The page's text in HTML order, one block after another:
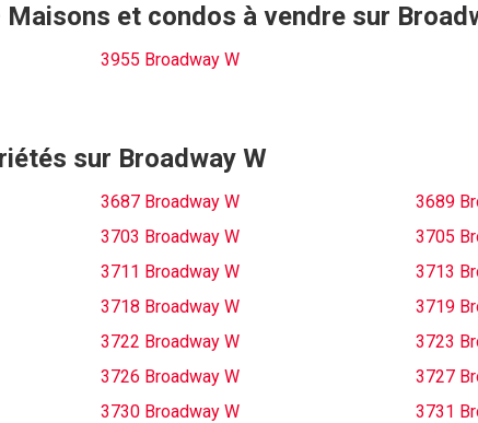
et condos à vendre sur
3955 Broadway W
sur Broadway W
3687 Broadway W 3689
3703 Broadway W 3705
3711 Broadway W 3713
3718 Broadway W 3719
3722 Broadway W 3723
3726 Broadway W 3727
3730 Broadway W 3731